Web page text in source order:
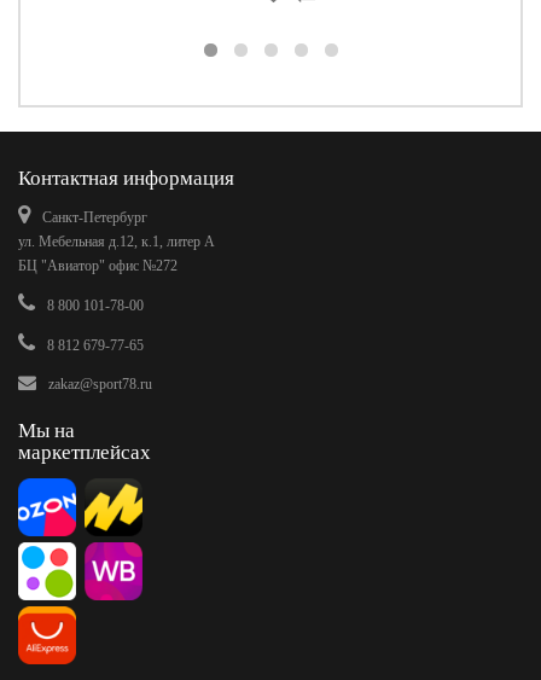
Контактная информация
Санкт-Петербург
ул. Мебельная д.12, к.1, литер А
БЦ "Авиатор" офис №272
8 800 101-78-00
8 812 679-77-65
zakaz@sport78.ru
Мы на
маркетплейсах